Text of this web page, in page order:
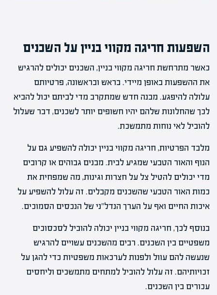
השפעות חריגה מקווי בניין על השכנים
כאשר מתרחשת חריגה מקווי בניין, השכנים יכולים להרגיש
את ההשפעות באופן מיידי. בראש ובראשונה, פרטיותם
עלולה להיפגע. מבנה חדש שמתקרב מדי לביתם יכול להביא
לכך שהחלונות שלהם יהיו חשופים יותר לשכנים, דבר שעלול
להוביל לאי נוחות מתמשכת.
מלבד הפרטיות, חריגה מקווי בניין יכולה להשפיע גם על
הנוף והאור הטבעי שמגיע לבית. מבנים גבוהים או קרובים
מדי יכולים להטיל צל על חצרות וגינות, מה שמפחית את
כמות האור הטבעי שהשכנים מקבלים. זה עלול להשפיע על
איכות החיים ואף על הערך הנדל"ני של הנכסים הסמוכים.
בנוסף לכך, חריגה מקווי בניין יכולה להוביל לסכסוכים
משפטיים בין השכנים. רבים מהשכנים עשויים להרגיש
שנעשה להם עוול ולפנות לערכאות משפטיות כדי להגן על
זכויותיהם. זה עלול להוביל למתחים מתמשכים וליחסים
עכורים בין השכנים.